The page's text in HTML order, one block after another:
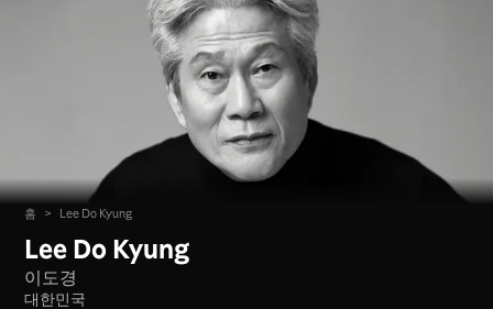
홈 > Lee Do Kyung
Lee Do Kyung
이도경
대한민국